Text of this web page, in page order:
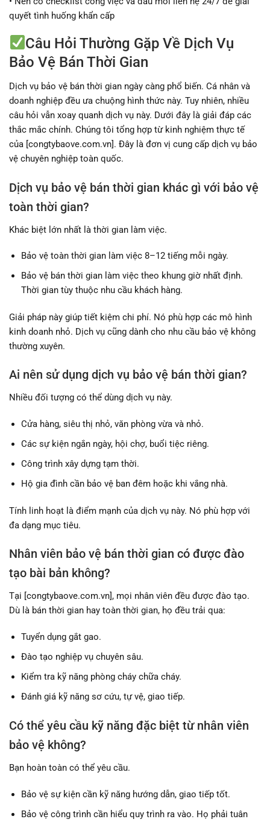
quyết tình huống khẩn cấp
Câu Hỏi Thường Gặp Về Dịch Vụ
Bảo Vệ Bán Thời Gian
Dịch vụ bảo vệ bán thời gian ngày càng phổ biến. Cá nhân và
doanh nghiệp đều ưa chuộng hình thức này. Tuy nhiên, nhiều
câu hỏi vẫn xoay quanh dịch vụ này. Dưới đây là giải đáp các
thắc mắc chính. Chúng tôi tổng hợp từ kinh nghiệm thực tế
của [congtybaove.com.vn]. Đây là đơn vị cung cấp dịch vụ bảo
vệ chuyên nghiệp toàn quốc.
Dịch vụ bảo vệ bán thời gian khác gì với bảo vệ
toàn thời gian?
Khác biệt lớn nhất là thời gian làm việc.
Bảo vệ toàn thời gian làm việc 8–12 tiếng mỗi ngày.
Bảo vệ bán thời gian làm việc theo khung giờ nhất định.
Thời gian tùy thuộc nhu cầu khách hàng.
Giải pháp này giúp tiết kiệm chi phí. Nó phù hợp các mô hình
kinh doanh nhỏ. Dịch vụ cũng dành cho nhu cầu bảo vệ không
thường xuyên.
Ai nên sử dụng dịch vụ bảo vệ bán thời gian?
Nhiều đối tượng có thể dùng dịch vụ này.
Cửa hàng, siêu thị nhỏ, văn phòng vừa và nhỏ.
Các sự kiện ngắn ngày, hội chợ, buổi tiệc riêng.
Công trình xây dựng tạm thời.
Hộ gia đình cần bảo vệ ban đêm hoặc khi vắng nhà.
Tính linh hoạt là điểm mạnh của dịch vụ này. Nó phù hợp với
đa dạng mục tiêu.
Nhân viên bảo vệ bán thời gian có được đào
tạo bài bản không?
Tại [congtybaove.com.vn], mọi nhân viên đều được đào tạo.
Dù là bán thời gian hay toàn thời gian, họ đều trải qua:
Tuyển dụng gắt gao.
Đào tạo nghiệp vụ chuyên sâu.
Kiểm tra kỹ năng phòng cháy chữa cháy.
Đánh giá kỹ năng sơ cứu, tự vệ, giao tiếp.
Có thể yêu cầu kỹ năng đặc biệt từ nhân viên
bảo vệ không?
Bạn hoàn toàn có thể yêu cầu.
Bảo vệ sự kiện cần kỹ năng hướng dẫn, giao tiếp tốt.
Bảo vệ công trình cần hiểu quy trình ra vào. Họ phải tuân